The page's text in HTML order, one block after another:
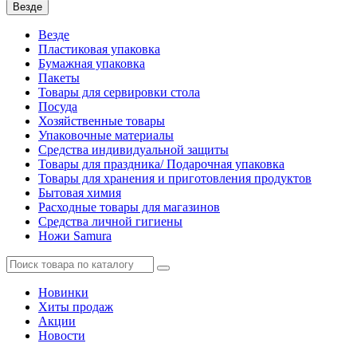
Везде
Везде
Пластиковая упаковка
Бумажная упаковка
Пакеты
Товары для сервировки стола
Посуда
Хозяйственные товары
Упаковочные материалы
Средства индивидуальной защиты
Товары для праздника/ Подарочная упаковка
Товары для хранения и приготовления продуктов
Бытовая химия
Расходные товары для магазинов
Средства личной гигиены
Ножи Samura
Новинки
Хиты продаж
Акции
Новости